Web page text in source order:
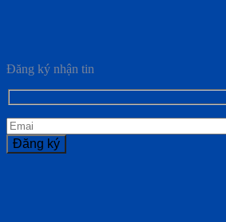
Đăng ký nhận tin